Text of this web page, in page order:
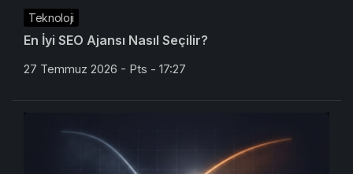
Teknoloji
En İyi SEO Ajansı Nasıl Seçilir?
27 Temmuz 2026 - Pts - 17:27